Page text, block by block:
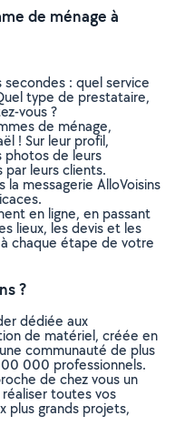
de ménage à
: quel service
type de prestataire,
vous ?
de ménage,
! Sur leur profil,
photos de leurs
par leurs clients.
messagerie AlloVoisins
en ligne, en passant
lieux, les devis et les
chaque étape de votre
?
dédiée aux
de matériel, créée en
communauté de plus
000 professionnels.
de chez vous un
toutes vos
plus grands projets,